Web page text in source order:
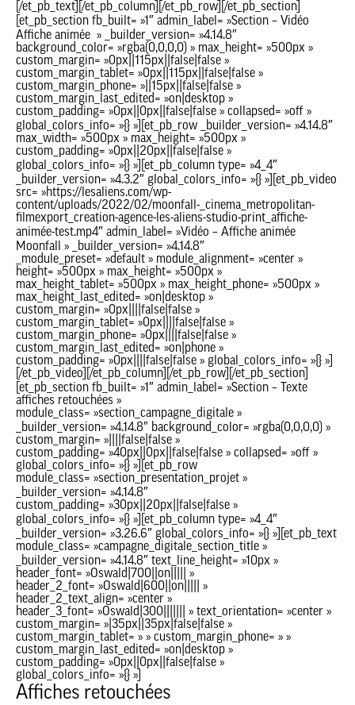
[/et_pb_text][/et_pb_column][/et_pb_row][/et_pb_section]
[et_pb_section fb_built= »1″ admin_label= »Section – Vidéo
Affiche animée » _builder_version= »4.14.8″
background_color= »rgba(0,0,0,0) » max_height= »500px »
custom_margin= »0px||115px||false|false »
custom_margin_tablet= »0px||115px||false|false »
custom_margin_phone= »||15px||false|false »
custom_margin_last_edited= »on|desktop »
custom_padding= »0px||0px||false|false » collapsed= »off »
global_colors_info= »{} »][et_pb_row _builder_version= »4.14.8″
max_width= »500px » max_height= »500px »
custom_padding= »0px||20px||false|false »
global_colors_info= »{} »][et_pb_column type= »4_4″
_builder_version= »4.3.2″ global_colors_info= »{} »][et_pb_video
src= »https://lesaliens.com/wp-
content/uploads/2022/02/moonfall-_cinema_metropolitan-
filmexport_creation-agence-les-aliens-studio-print_affiche-
animée-test.mp4″ admin_label= »Vidéo – Affiche animée
Moonfall » _builder_version= »4.14.8″
_module_preset= »default » module_alignment= »center »
height= »500px » max_height= »500px »
max_height_tablet= »500px » max_height_phone= »500px »
max_height_last_edited= »on|desktop »
custom_margin= »0px||||false|false »
custom_margin_tablet= »0px||||false|false »
custom_margin_phone= »0px||||false|false »
custom_margin_last_edited= »on|phone »
custom_padding= »0px||||false|false » global_colors_info= »{} »]
[/et_pb_video][/et_pb_column][/et_pb_row][/et_pb_section]
[et_pb_section fb_built= »1″ admin_label= »Section – Texte
affiches retouchées »
module_class= »section_campagne_digitale »
_builder_version= »4.14.8″ background_color= »rgba(0,0,0,0) »
custom_margin= »||||false|false »
custom_padding= »40px||0px||false|false » collapsed= »off »
global_colors_info= »{} »][et_pb_row
module_class= »section_presentation_projet »
_builder_version= »4.14.8″
custom_padding= »30px||20px||false|false »
global_colors_info= »{} »][et_pb_column type= »4_4″
_builder_version= »3.26.6″ global_colors_info= »{} »][et_pb_text
module_class= »campagne_digitale_section_title »
_builder_version= »4.14.8″ text_line_height= »10px »
header_font= »Oswald|700||on||||| »
header_2_font= »Oswald|600||on||||| »
header_2_text_align= »center »
header_3_font= »Oswald|300||||||| » text_orientation= »center »
custom_margin= »|35px||35px|false|false »
custom_margin_tablet= » » custom_margin_phone= » »
custom_margin_last_edited= »on|desktop »
custom_padding= »0px||0px||false|false »
global_colors_info= »{} »]
Affiches retouchées